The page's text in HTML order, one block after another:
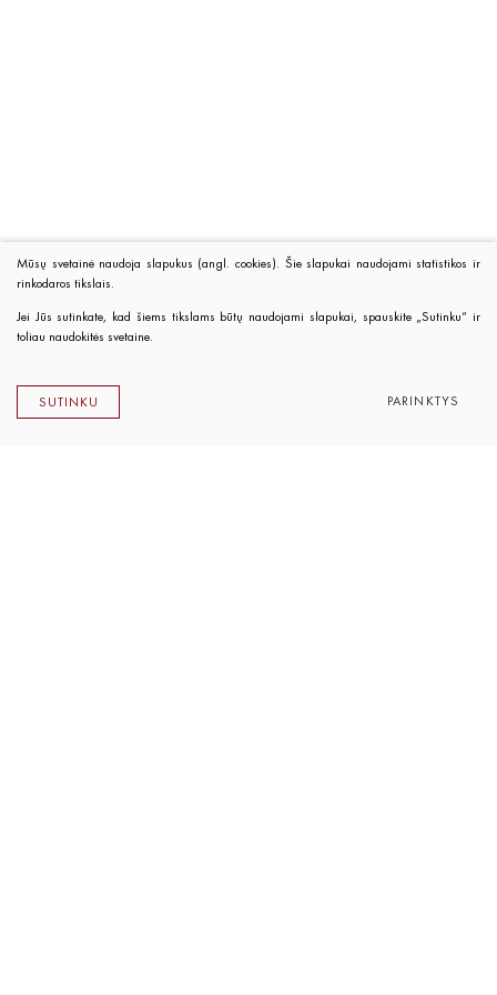
Mūsų svetainė naudoja slapukus (angl. cookies). Šie slapukai naudojami statistikos ir
rinkodaros tikslais.
Jei Jūs sutinkate, kad šiems tikslams būtų naudojami slapukai, spauskite „Sutinku“ ir
toliau naudokitės svetaine.
SUTINKU PARINKTYS